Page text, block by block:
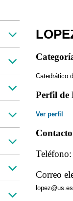
Catedrático
Perfil de
Ver perfil
Teléfono:
Correo
lopez@us.es